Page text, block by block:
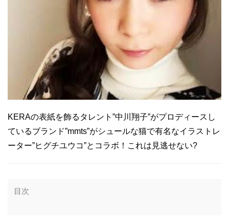
KERAの表紙を飾るタレント”中川翔子”がプロディースし
ているブランド”mmts”がシュールな猫で有名なイラストレ
ーター”ヒグチユウコ”とコラボ！これは見逃せない?
目次